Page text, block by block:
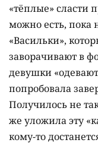
«тёплые» сласти
можно есть, пока
«Васильки»,
заворачивают в
девушки
попробовала
Получилось не
же уложила эту
кому-то